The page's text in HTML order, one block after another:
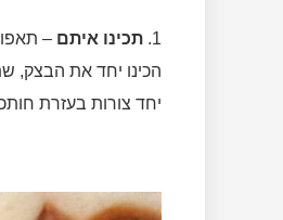
1. תכינו איתם – תאפו
הכינו יחד את הבצק,
יחד צורות בעזרת